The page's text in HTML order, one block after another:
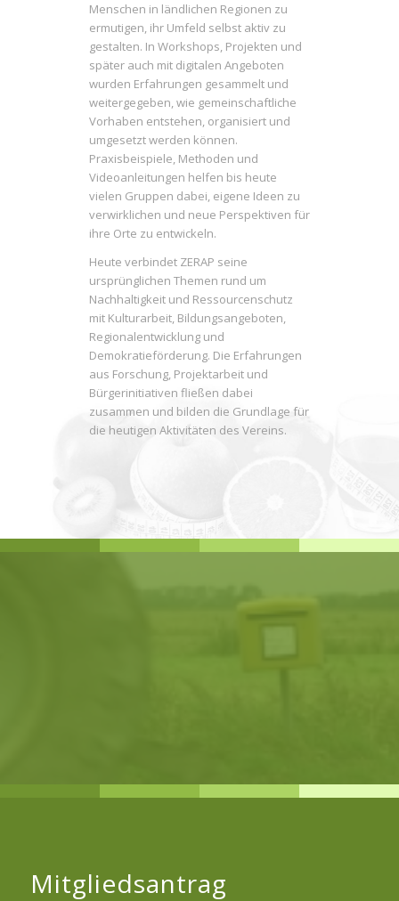
Menschen in ländlichen Regionen zu
ermutigen, ihr Umfeld selbst aktiv zu
gestalten. In Workshops, Projekten und
später auch mit digitalen Angeboten
wurden Erfahrungen gesammelt und
weitergegeben, wie gemeinschaftliche
Vorhaben entstehen, organisiert und
umgesetzt werden können.
Praxisbeispiele, Methoden und
Videoanleitungen helfen bis heute
vielen Gruppen dabei, eigene Ideen zu
verwirklichen und neue Perspektiven für
ihre Orte zu entwickeln.
Heute verbindet ZERAP seine
ursprünglichen Themen rund um
Nachhaltigkeit und Ressourcenschutz
mit Kulturarbeit, Bildungsangeboten,
Regionalentwicklung und
Demokratieförderung. Die Erfahrungen
aus Forschung, Projektarbeit und
Bürgerinitiativen fließen dabei
zusammen und bilden die Grundlage für
die heutigen Aktivitäten des Vereins.
Mitgliedsantrag